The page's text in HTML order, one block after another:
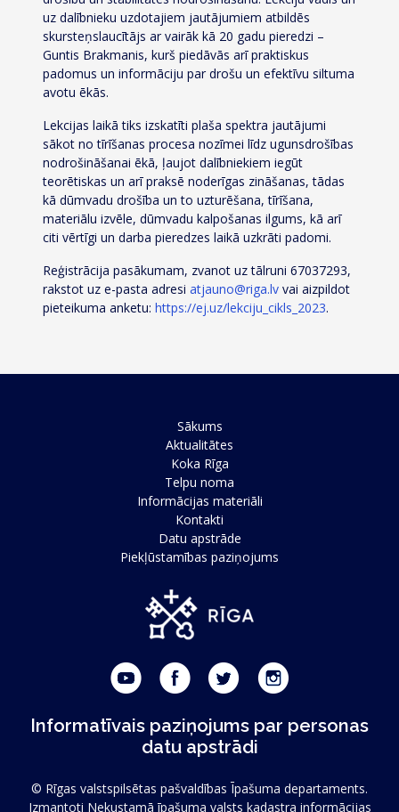
uz dalībnieku uzdotajiem jautājumiem atbildēs
skursteņslaucītājs ar vairāk kā 20 gadu pieredzi –
Guntis Brakmanis, kurš piedāvās arī praktiskus
padomus un informāciju par drošu un efektīvu siltuma
avotu ēkās.
Lekcijas laikā tiks izskatīti plaša spektra jautājumi
sākot no tīrīšanas procesa nozīmei līdz ugunsdrošības
nodrošināšanai ēkā, ļaujot dalībniekiem iegūt
teorētiskas un arī praksē noderīgas zināšanas, tādas
kā dūmvadu drošība un to uzturēšana, tīrīšana,
materiālu izvēle, dūmvadu kalpošanas ilgums, kā arī
citi vērtīgi un darba pieredzes laikā uzkrāti padomi.
Reģistrācija pasākumam, zvanot uz tālruni 67037293,
rakstot uz e-pasta adresi atjauno@riga.lv vai aizpildot
pieteikuma anketu: https://ej.uz/lekciju_cikls_2023.
Sākums
Aktualitātes
Koka Rīga
Telpu noma
Informācijas materiāli
Kontakti
Datu apstrāde
Piekļūstamības paziņojums
Informatīvais paziņojums par personas
datu apstrādi
© Rīgas valstspilsētas pašvaldības Īpašuma departaments.
Izmantoti Nekustamā īpašuma valsts kadastra informācijas